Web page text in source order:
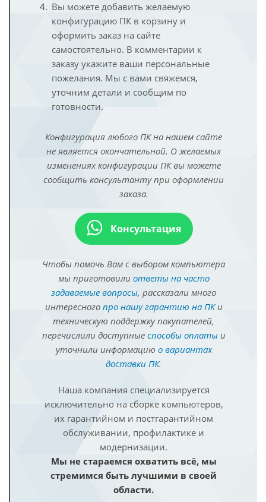
Вы можете добавить желаемую
конфигурацию ПК в корзину и
оформить заказ на сайте
самостоятельно. В комментарии к
заказу укажите ваши персональные
пожелания. Мы с вами свяжемся,
уточним детали и сообщим по
готовности.
Конфигурация любого ПК на нашем сайте
не является окончательной. О желаемых
изменениях конфигурации ПК вы можете
сообщить консультанту при оформлении
заказа.
Консультация
Чтобы помочь Вам с выбором компьютера
мы приготовили ответы на часто
задаваемые вопросы, рассказали много
интересного про нашу гарантию на ПКи
техническую поддержку покупателей,
перечислили доступные способы оплатыи
уточнили информацию о вариантах
доставки ПК.
Наша компания специализируется
исключительно на сборке компьютеров,
их гарантийном и постгарантийном
обслуживании, профилактике и
модернизации.
Мы не стараемся охватить всё, мы
стремимся быть лучшими в своей
области.